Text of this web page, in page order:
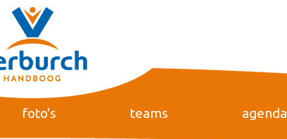
foto's teams agenda